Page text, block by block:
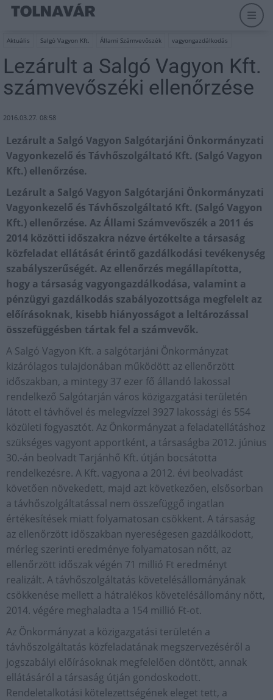
Aktuális Salgó Vagyon Kft. Állami Számvevőszék vagyongazdálkodás
Lezárult a Salgó Vagyon Kft.
számvevőszéki ellenőrzése
2016.03.27. 08:58
Lezárult a Salgó Vagyon Salgótarjáni Önkormányzati
Vagyonkezelő és Távhőszolgáltató Kft. (Salgó Vagyon
Kft.) ellenőrzése.
Lezárult a Salgó Vagyon Salgótarjáni Önkormányzati
Vagyonkezelő és Távhőszolgáltató Kft. (Salgó Vagyon
Kft.) ellenőrzése. Az Állami Számvevőszék a 2011 és
2014 közötti időszakra nézve értékelte a társaság
közfeladat ellátását érintő gazdálkodási tevékenység
szabályszerűségét. Az ellenőrzés megállapította,
hogy a társaság vagyongazdálkodása, valamint a
pénzügyi gazdálkodás szabályozottsága megfelelt az
előírásoknak, kisebb hiányosságot a leltározással
összefüggésben tártak fel a számvevők.
A Salgó Vagyon Kft. a salgótarjáni Önkormányzat
kizárólagos tulajdonában működött az ellenőrzött
időszakban, a mintegy 37 ezer fő állandó lakossal
rendelkező Salgótarján város közigazgatási területén
látott el távhővel és melegvízzel 3927 lakossági és 554
közületi fogyasztót. Az Önkormányzat a feladatellátáshoz
szükséges vagyont apportként, a társaságba 2012. június
30.-án beolvadt Tarjánhő Kft. útján bocsátotta
rendelkezésre. A Kft. vagyona a 2012. évi beolvadást
követően növekedett, majd azt következően, elsősorban
a távhőszolgáltatással nem összefüggő ingatlan
értékesítések miatt folyamatosan csökkent. A társaság
az ellenőrzött időszakban nyereségesen gazdálkodott,
mérleg szerinti eredménye folyamatosan nőtt, az
ellenőrzött időszak végén 71 millió Ft eredményt
realizált. A távhőszolgáltatás követelésállományának
csökkenése mellett a hátralékos követelésállomány nőtt,
2014. végére meghaladta a 154 millió Ft-ot.
Az Önkormányzat a közigazgatási területén a
távhőszolgáltatás közfeladatának megszervezéséről a
jogszabályi előírásoknak megfelelően döntött, annak
ellátásáról a társaság útján gondoskodott.
Rendeletalkotási kötelezettségének eleget tett, a